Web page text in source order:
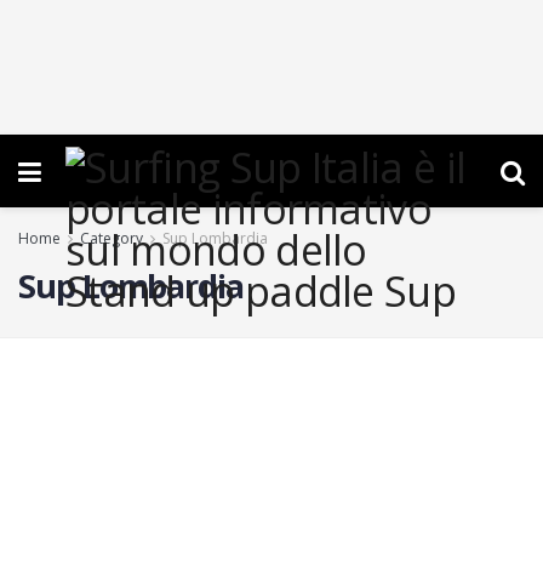
Home Category Sup Lombardia
Sup Lombardia